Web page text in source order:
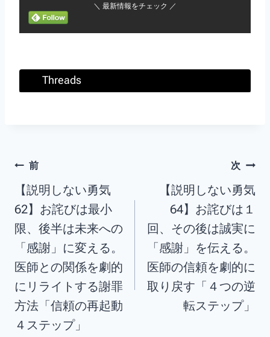
＼ 最新情報をチェック ／
Threads
前
【説明しない勇気
62】お詫びは最小
限、後半は未来への
「感謝」に変える。
医師との関係を劇的
にリライトする謝罪
方法「信頼の再起動
４ステップ」
次
【説明しない勇気
64】お詫びは１
回、その後は誠実に
「感謝」を伝える。
医師の信頼を劇的に
取り戻す「４つの逆
転ステップ」